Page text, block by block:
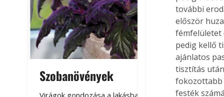
Szobanövények
Virágoskert:
teraszon,
további
először
fémfelületet
pedig kellő
ajánlatos
tisztítás
fokozottabb
festék